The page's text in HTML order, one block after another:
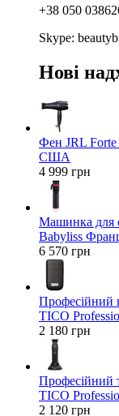
+38 050
Skype:
Нові
Фен JRL Forte
США
4 999 грн
Машинка для
Babyliss
6 570 грн
Професійний
TICO
2 180 грн
Професійний
TICO
2 120 грн